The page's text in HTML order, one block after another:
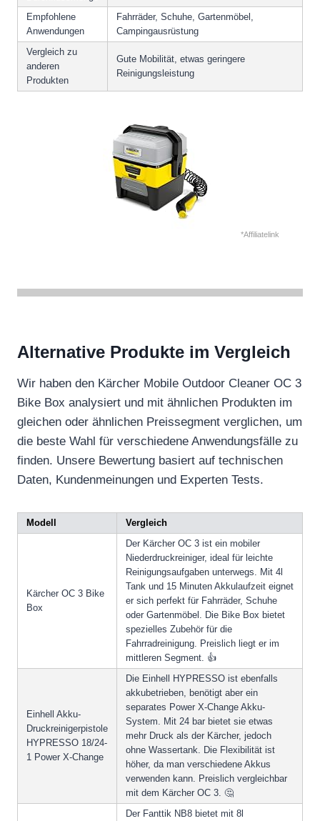
Empfohlene
Anwendungen
Fahrräder, Schuhe, Gartenmöbel,
Campingausrüstung
Vergleich zu
anderen
Produkten
Gute Mobilität, etwas geringere
Reinigungsleistung
*Affiliatelink
Alternative Produkte im Vergleich
Wir haben den Kärcher Mobile Outdoor Cleaner OC 3
Bike Box analysiert und mit ähnlichen Produkten im
gleichen oder ähnlichen Preissegment verglichen, um
die beste Wahl für verschiedene Anwendungsfälle zu
finden. Unsere Bewertung basiert auf technischen
Daten, Kundenmeinungen und Experten Tests.
Modell Vergleich
Kärcher OC 3 Bike
Box
Der Kärcher OC 3 ist ein mobiler
Niederdruckreiniger, ideal für leichte
Reinigungsaufgaben unterwegs. Mit 4l
Tank und 15 Minuten Akkulaufzeit eignet
er sich perfekt für Fahrräder, Schuhe
oder Gartenmöbel. Die Bike Box bietet
spezielles Zubehör für die
Fahrradreinigung. Preislich liegt er im
mittleren Segment. 👍
Einhell Akku-
Druckreinigerpistole
HYPRESSO 18/24-
1 Power X-Change
Die Einhell HYPRESSO ist ebenfalls
akkubetrieben, benötigt aber ein
separates Power X-Change Akku-
System. Mit 24 bar bietet sie etwas
mehr Druck als der Kärcher, jedoch
ohne Wassertank. Die Flexibilität ist
höher, da man verschiedene Akkus
verwenden kann. Preislich vergleichbar
mit dem Kärcher OC 3. 🤔
Der Fanttik NB8 bietet mit 8l